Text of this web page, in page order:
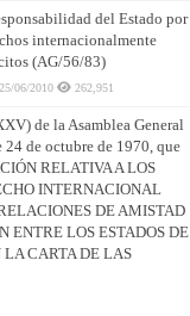
del Estado por
internacionalmente
(AG/56/83)
25/06/2010 262,951
de la Asamblea General
24 de octubre de 1970, que
RELATIVA A LOS
INTERNACIONAL
DE AMISTAD
ENTRE LOS ESTADOS DE
CARTA DE LAS